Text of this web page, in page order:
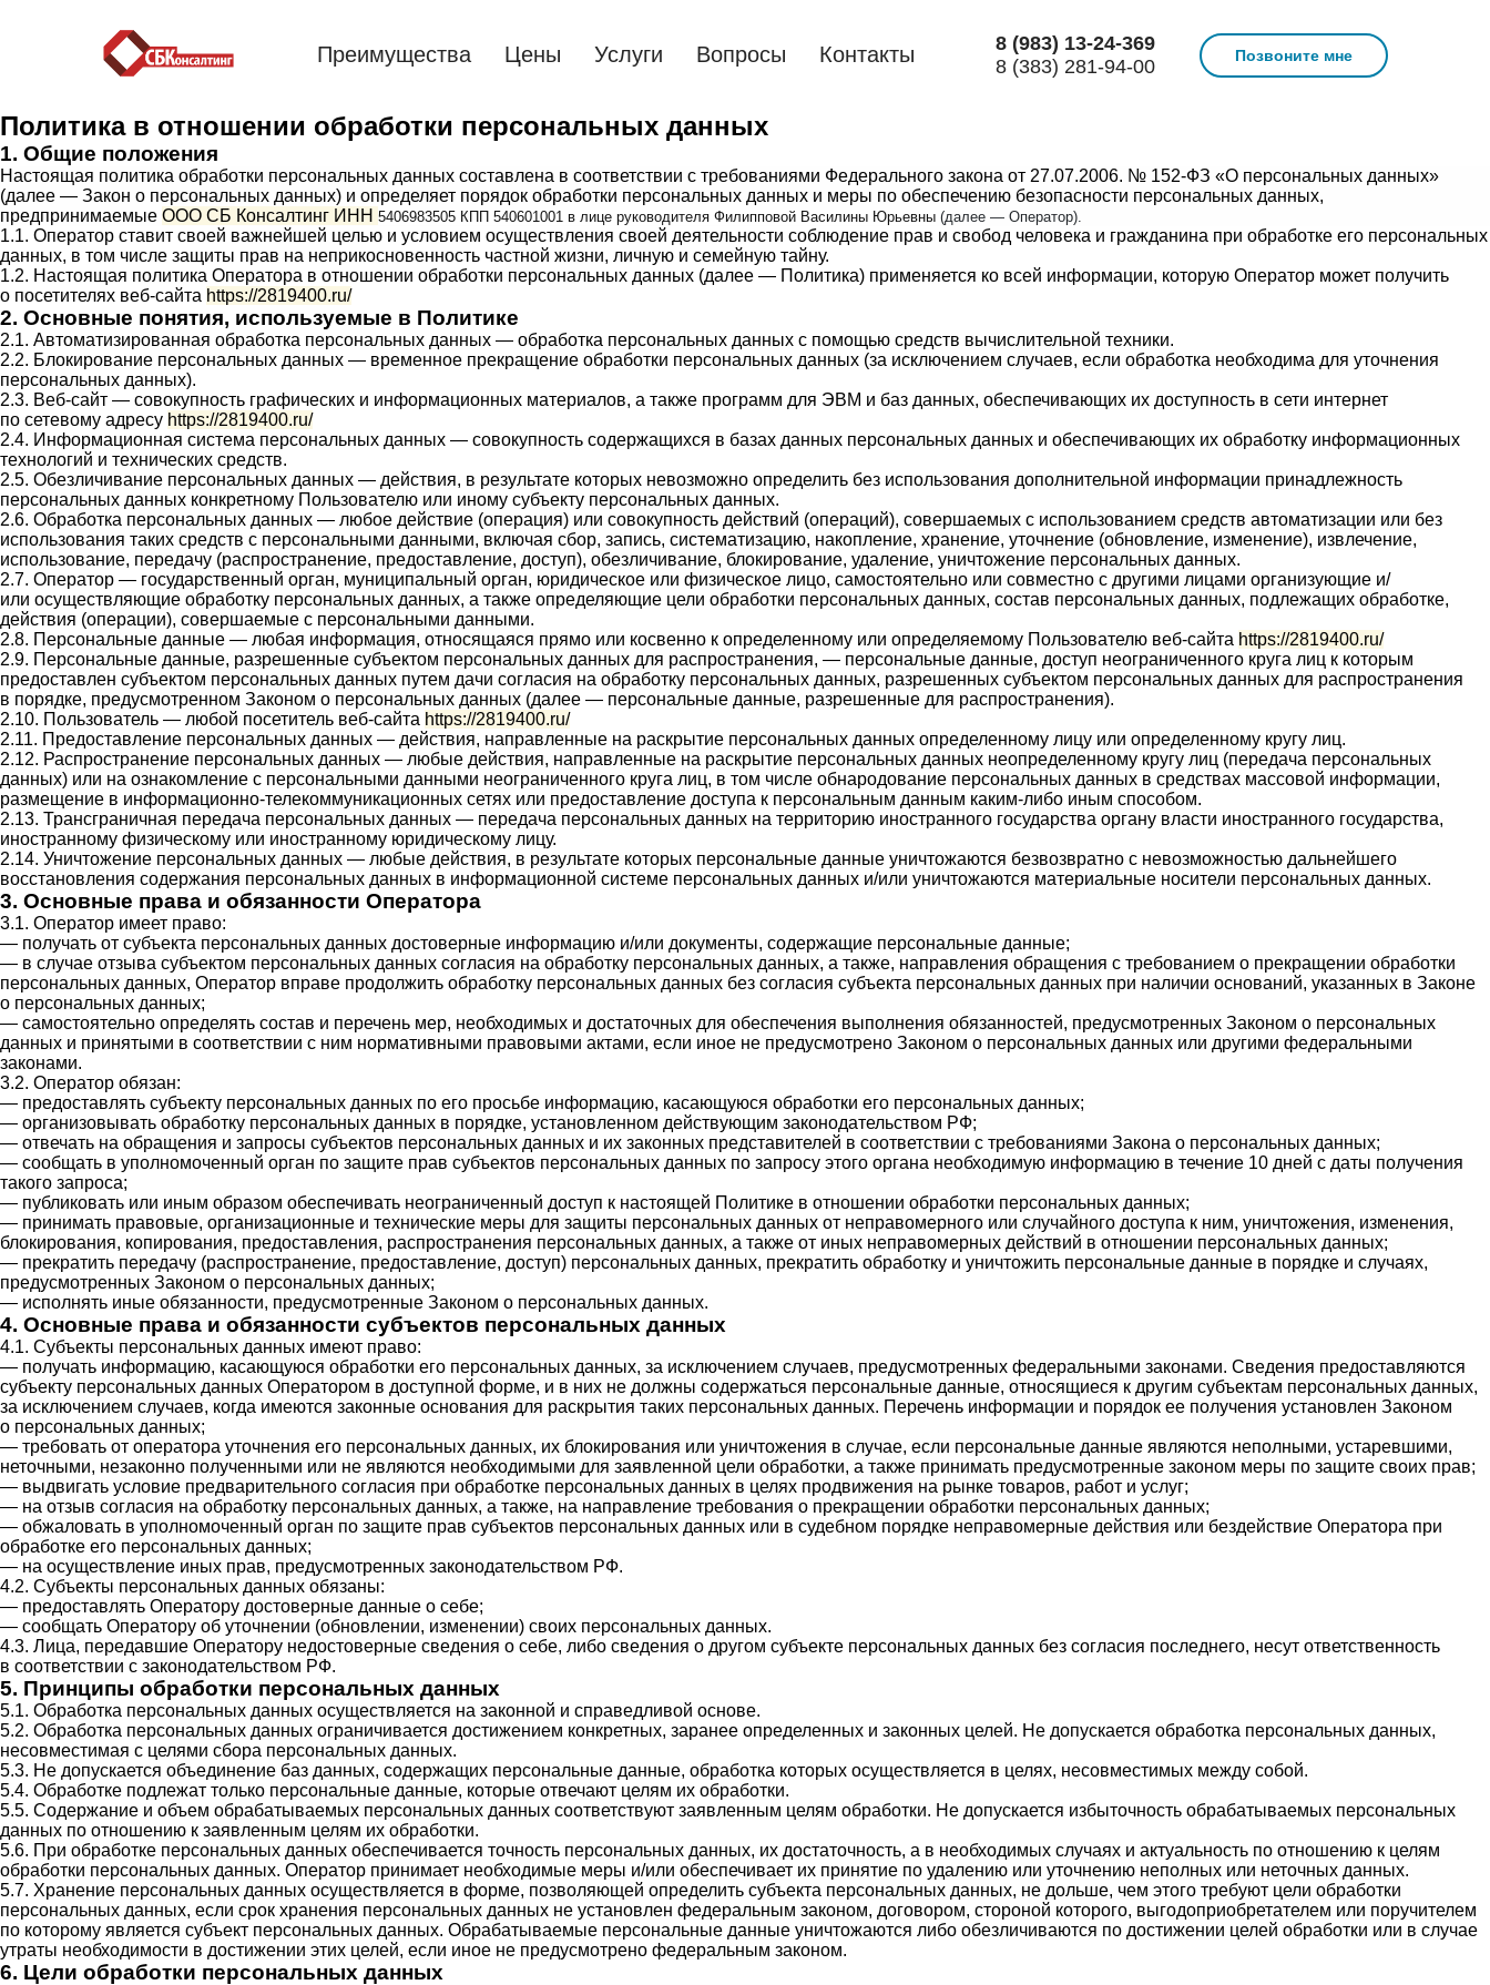
Преимущества Цены Услуги Вопросы Контакты
8 (983) 13-24-369
8 (383) 281-94-00
Позвоните мне
Политика в отношении обработки персональных данных
1. Общие положения
Настоящая политика обработки персональных данных составлена в соответствии с требованиями Федерального закона от 27.07.2006. № 152-ФЗ «О персональных данных»
(далее — Закон о персональных данных) и определяет порядок обработки персональных данных и меры по обеспечению безопасности персональных данных,
предпринимаемые ООО СБ Консалтинг ИНН 5406983505 КПП 540601001 в лице руководителя Филипповой Василины Юрьевны (далее — Оператор).
1.1. Оператор ставит своей важнейшей целью и условием осуществления своей деятельности соблюдение прав и свобод человека и гражданина при обработке его персональных
данных, в том числе защиты прав на неприкосновенность частной жизни, личную и семейную тайну.
1.2. Настоящая политика Оператора в отношении обработки персональных данных (далее — Политика) применяется ко всей информации, которую Оператор может получить
о посетителях веб-сайта https://2819400.ru/
2. Основные понятия, используемые в Политике
2.1. Автоматизированная обработка персональных данных — обработка персональных данных с помощью средств вычислительной техники.
2.2. Блокирование персональных данных — временное прекращение обработки персональных данных (за исключением случаев, если обработка необходима для уточнения
персональных данных).
2.3. Веб-сайт — совокупность графических и информационных материалов, а также программ для ЭВМ и баз данных, обеспечивающих их доступность в сети интернет
по сетевому адресу https://2819400.ru/
2.4. Информационная система персональных данных — совокупность содержащихся в базах данных персональных данных и обеспечивающих их обработку информационных
технологий и технических средств.
2.5. Обезличивание персональных данных — действия, в результате которых невозможно определить без использования дополнительной информации принадлежность
персональных данных конкретному Пользователю или иному субъекту персональных данных.
2.6. Обработка персональных данных — любое действие (операция) или совокупность действий (операций), совершаемых с использованием средств автоматизации или без
использования таких средств с персональными данными, включая сбор, запись, систематизацию, накопление, хранение, уточнение (обновление, изменение), извлечение,
использование, передачу (распространение, предоставление, доступ), обезличивание, блокирование, удаление, уничтожение персональных данных.
2.7. Оператор — государственный орган, муниципальный орган, юридическое или физическое лицо, самостоятельно или совместно с другими лицами организующие и/
или осуществляющие обработку персональных данных, а также определяющие цели обработки персональных данных, состав персональных данных, подлежащих обработке,
действия (операции), совершаемые с персональными данными.
2.8. Персональные данные — любая информация, относящаяся прямо или косвенно к определенному или определяемому Пользователю веб-сайта https://2819400.ru/
2.9. Персональные данные, разрешенные субъектом персональных данных для распространения, — персональные данные, доступ неограниченного круга лиц к которым
предоставлен субъектом персональных данных путем дачи согласия на обработку персональных данных, разрешенных субъектом персональных данных для распространения
в порядке, предусмотренном Законом о персональных данных (далее — персональные данные, разрешенные для распространения).
2.10. Пользователь — любой посетитель веб-сайта https://2819400.ru/
2.11. Предоставление персональных данных — действия, направленные на раскрытие персональных данных определенному лицу или определенному кругу лиц.
2.12. Распространение персональных данных — любые действия, направленные на раскрытие персональных данных неопределенному кругу лиц (передача персональных
данных) или на ознакомление с персональными данными неограниченного круга лиц, в том числе обнародование персональных данных в средствах массовой информации,
размещение в информационно-телекоммуникационных сетях или предоставление доступа к персональным данным каким-либо иным способом.
2.13. Трансграничная передача персональных данных — передача персональных данных на территорию иностранного государства органу власти иностранного государства,
иностранному физическому или иностранному юридическому лицу.
2.14. Уничтожение персональных данных — любые действия, в результате которых персональные данные уничтожаются безвозвратно с невозможностью дальнейшего
восстановления содержания персональных данных в информационной системе персональных данных и/или уничтожаются материальные носители персональных данных.
3. Основные права и обязанности Оператора
3.1. Оператор имеет право:
— получать от субъекта персональных данных достоверные информацию и/или документы, содержащие персональные данные;
— в случае отзыва субъектом персональных данных согласия на обработку персональных данных, а также, направления обращения с требованием о прекращении обработки
персональных данных, Оператор вправе продолжить обработку персональных данных без согласия субъекта персональных данных при наличии оснований, указанных в Законе
о персональных данных;
— самостоятельно определять состав и перечень мер, необходимых и достаточных для обеспечения выполнения обязанностей, предусмотренных Законом о персональных
данных и принятыми в соответствии с ним нормативными правовыми актами, если иное не предусмотрено Законом о персональных данных или другими федеральными
законами.
3.2. Оператор обязан:
— предоставлять субъекту персональных данных по его просьбе информацию, касающуюся обработки его персональных данных;
— организовывать обработку персональных данных в порядке, установленном действующим законодательством РФ;
— отвечать на обращения и запросы субъектов персональных данных и их законных представителей в соответствии с требованиями Закона о персональных данных;
— сообщать в уполномоченный орган по защите прав субъектов персональных данных по запросу этого органа необходимую информацию в течение 10 дней с даты получения
такого запроса;
— публиковать или иным образом обеспечивать неограниченный доступ к настоящей Политике в отношении обработки персональных данных;
— принимать правовые, организационные и технические меры для защиты персональных данных от неправомерного или случайного доступа к ним, уничтожения, изменения,
блокирования, копирования, предоставления, распространения персональных данных, а также от иных неправомерных действий в отношении персональных данных;
— прекратить передачу (распространение, предоставление, доступ) персональных данных, прекратить обработку и уничтожить персональные данные в порядке и случаях,
предусмотренных Законом о персональных данных;
— исполнять иные обязанности, предусмотренные Законом о персональных данных.
4. Основные права и обязанности субъектов персональных данных
4.1. Субъекты персональных данных имеют право:
— получать информацию, касающуюся обработки его персональных данных, за исключением случаев, предусмотренных федеральными законами. Сведения предоставляются
субъекту персональных данных Оператором в доступной форме, и в них не должны содержаться персональные данные, относящиеся к другим субъектам персональных данных,
за исключением случаев, когда имеются законные основания для раскрытия таких персональных данных. Перечень информации и порядок ее получения установлен Законом
о персональных данных;
— требовать от оператора уточнения его персональных данных, их блокирования или уничтожения в случае, если персональные данные являются неполными, устаревшими,
неточными, незаконно полученными или не являются необходимыми для заявленной цели обработки, а также принимать предусмотренные законом меры по защите своих прав;
— выдвигать условие предварительного согласия при обработке персональных данных в целях продвижения на рынке товаров, работ и услуг;
— на отзыв согласия на обработку персональных данных, а также, на направление требования о прекращении обработки персональных данных;
— обжаловать в уполномоченный орган по защите прав субъектов персональных данных или в судебном порядке неправомерные действия или бездействие Оператора при
обработке его персональных данных;
— на осуществление иных прав, предусмотренных законодательством РФ.
4.2. Субъекты персональных данных обязаны:
— предоставлять Оператору достоверные данные о себе;
— сообщать Оператору об уточнении (обновлении, изменении) своих персональных данных.
4.3. Лица, передавшие Оператору недостоверные сведения о себе, либо сведения о другом субъекте персональных данных без согласия последнего, несут ответственность
в соответствии с законодательством РФ.
5. Принципы обработки персональных данных
5.1. Обработка персональных данных осуществляется на законной и справедливой основе.
5.2. Обработка персональных данных ограничивается достижением конкретных, заранее определенных и законных целей. Не допускается обработка персональных данных,
несовместимая с целями сбора персональных данных.
5.3. Не допускается объединение баз данных, содержащих персональные данные, обработка которых осуществляется в целях, несовместимых между собой.
5.4. Обработке подлежат только персональные данные, которые отвечают целям их обработки.
5.5. Содержание и объем обрабатываемых персональных данных соответствуют заявленным целям обработки. Не допускается избыточность обрабатываемых персональных
данных по отношению к заявленным целям их обработки.
5.6. При обработке персональных данных обеспечивается точность персональных данных, их достаточность, а в необходимых случаях и актуальность по отношению к целям
обработки персональных данных. Оператор принимает необходимые меры и/или обеспечивает их принятие по удалению или уточнению неполных или неточных данных.
5.7. Хранение персональных данных осуществляется в форме, позволяющей определить субъекта персональных данных, не дольше, чем этого требуют цели обработки
персональных данных, если срок хранения персональных данных не установлен федеральным законом, договором, стороной которого, выгодоприобретателем или поручителем
по которому является субъект персональных данных. Обрабатываемые персональные данные уничтожаются либо обезличиваются по достижении целей обработки или в случае
утраты необходимости в достижении этих целей, если иное не предусмотрено федеральным законом.
6. Цели обработки персональных данных